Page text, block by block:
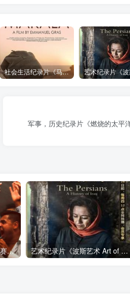
社会生活纪录片《马加拉 Makala》下载
艺术纪录片《世界：新吉普赛之王 This World: The New Gypsy Kings》下载 艺术纪录片《波斯艺术 Art of Persia》下载